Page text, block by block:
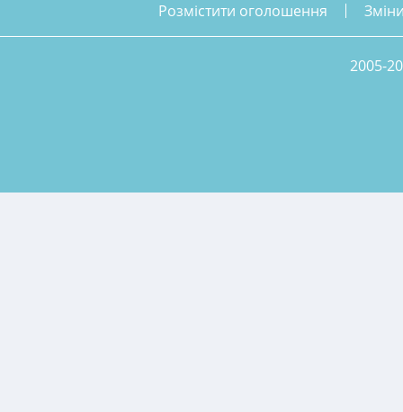
розмістити оголошення
2005-